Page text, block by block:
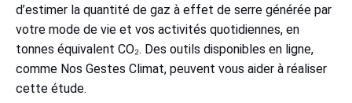
d’estimer la quantité de gaz à effet de serre générée par
votre mode de vie et vos activités quotidiennes, en
tonnes équivalent CO₂. Des outils disponibles en ligne,
comme Nos Gestes Climat, peuvent vous aider à réaliser
cette étude.